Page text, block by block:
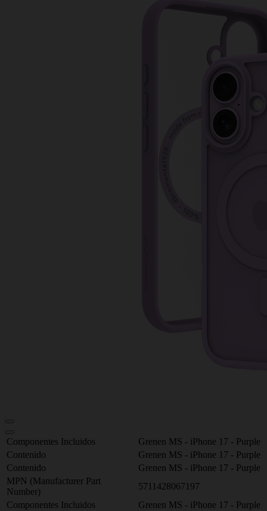
Componentes Incluidos
Grenen MS - iPhone 17 - Purple
Contenido
Grenen MS - iPhone 17 - Purple
Contenido
Grenen MS - iPhone 17 - Purple
MPN (Manufacturer Part
Number)
5711428067197
Componentes Incluidos
Grenen MS - iPhone 17 - Purple